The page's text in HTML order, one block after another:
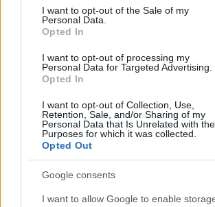
services and may gather and store
not limited to your visit or usage behaviour.
grant or deny consent to Google and its
consent section.
I want to opt-out of the Sale of my
Personal Data.
Opted In
I want to opt-out of processing my
Personal Data for Targeted Advertising.
Opted In
I want to opt-out of Collection, Use,
Retention, Sale, and/or Sharing of my
Personal Data that Is Unrelated with the
Purposes for which it was collected.
Opted Out
Google consents
I want to allow Google to enable